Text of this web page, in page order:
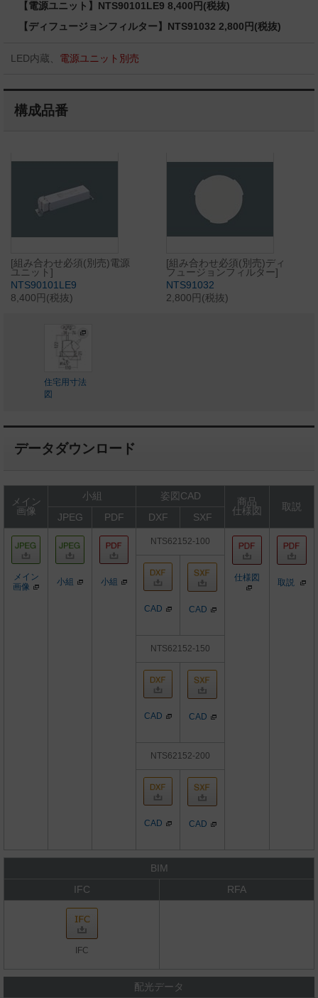
【電源ユニット】NTS90101LE9 8,400円(税抜)
【ディフュージョンフィルター】NTS91032 2,800円(税抜)
LED内蔵、 電源ユニット別売
構成品番
[組み合わせ必須(別売)電源
ユニット]
NTS90101LE9
8,400円(税抜)
[組み合わせ必須(別売)ディ
フュージョンフィルター]
NTS91032
2,800円(税抜)
住宅用寸法
図
データダウンロード
メイン
画像
小組 姿図CAD
商品
仕様図
取説
JPEG
PDF DXF SXF
メイン
画像
小組 小組
NTS62152-100
仕様図 取説
CAD CAD
NTS62152-150
CAD CAD
NTS62152-200
CAD CAD
BIM
IFC
RFA
IFC
配光データ